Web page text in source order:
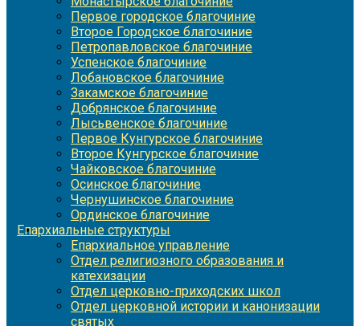
Первое городское благочиние
Второе Городское благочиние
Петропавловское благочиние
Успенское благочиние
Лобановское благочиние
Закамское благочиние
Добрянское благочиние
Лысьвенское благочиние
Первое Кунгурское благочиние
Второе Кунгурское благочиние
Чайковское благочиние
Осинское благочиние
Чернушинское благочиние
Ординское благочиние
Епархиальные структуры
Епархиальное управление
Отдел религиозного образования и
катехизации
Отдел церковно-приходских школ
Отдел церковной истории и канонизации
святых